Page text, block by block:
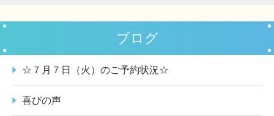
ブログ
☆７月７日（火）のご予約状況☆
喜びの声